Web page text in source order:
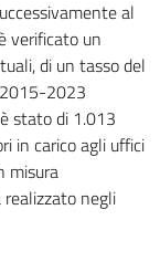
al
verificato un
di un tasso del
2015-2023
stato di 1.013
in carico agli uffici
misura
negli